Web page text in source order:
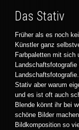
Das Stativ
Früher als es noch
Künstler ganz
Farbpaletten mit sich
Stativ aber warum
und es ist oft auch
Blende könnt ihr bei
schöne Bilder
Bildkomposition so